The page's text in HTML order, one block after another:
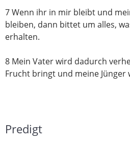
7 Wenn ihr in mir bleibt und
bleiben, dann bittet um alles,
erhalten.
8 Mein Vater wird dadurch
Frucht bringt und meine Jünger
Predigt